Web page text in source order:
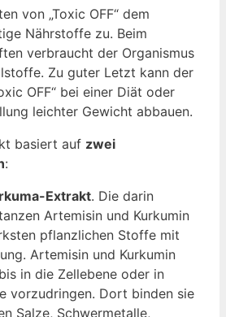
von „Toxic OFF“ dem
Nährstoffe zu. Beim
verbraucht der Organismus
Zu guter Letzt kann der
OFF“ bei einer Diät oder
leichter Gewicht abbauen.
basiert auf zwei
:
Extrakt. Die darin
Artemisin und Kurkumin
pflanzlichen Stoffe mit
Artemisin und Kurkumin
in die Zellebene oder in
vorzudringen. Dort binden sie
Salze, Schwermetalle,